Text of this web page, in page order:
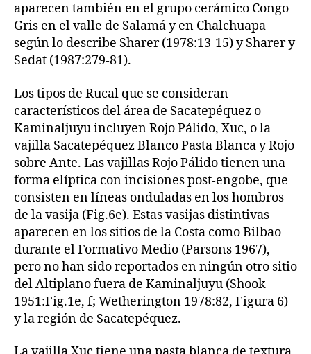
aparecen también en el grupo cerámico Congo
Gris en el valle de Salamá y en Chalchuapa
según lo describe Sharer (1978:13-15) y Sharer y
Sedat (1987:279-81).
Los tipos de Rucal que se consideran
característicos del área de Sacatepéquez o
Kaminaljuyu incluyen Rojo Pálido, Xuc, o la
vajilla Sacatepéquez Blanco Pasta Blanca y Rojo
sobre Ante. Las vajillas Rojo Pálido tienen una
forma elíptica con incisiones post-engobe, que
consisten en líneas onduladas en los hombros
de la vasija (Fig.6e). Estas vasijas distintivas
aparecen en los sitios de la Costa como Bilbao
durante el Formativo Medio (Parsons 1967),
pero no han sido reportados en ningún otro sitio
del Altiplano fuera de Kaminaljuyu (Shook
1951:Fig.1e, f; Wetherington 1978:82, Figura 6)
y la región de Sacatepéquez.